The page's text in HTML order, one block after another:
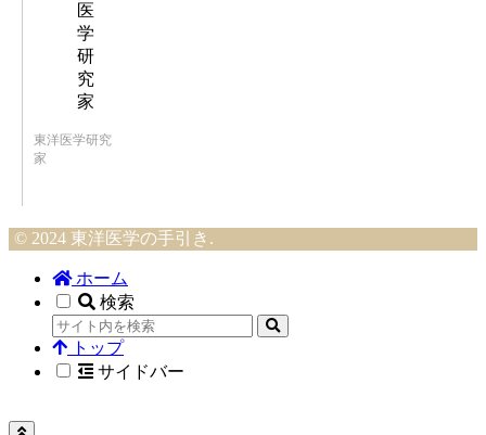
東洋医学研究
家
© 2024 東洋医学の手引き.
ホーム
検索
トップ
サイドバー